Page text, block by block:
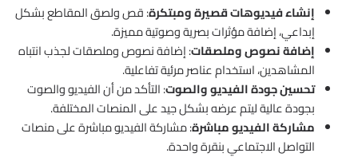
إنشاء فيديوهات قصيرة ومبتكرة: قص ولصق المقاطع بشكل
إبداعي، إضافة مؤثرات بصرية وصوتية مميزة.
إضافة نصوص وملصقات: إضافة نصوص وملصقات لجذب انتباه
المشاهدين، استخدام عناصر مرئية تفاعلية.
تحسين جودة الفيديو والصوت: التأكد من أن الفيديو والصوت
بجودة عالية ليتم عرضه بشكل جيد على المنصات المختلفة.
مشاركة الفيديو مباشرة: مشاركة الفيديو مباشرة على منصات
التواصل الاجتماعي بنقرة واحدة.